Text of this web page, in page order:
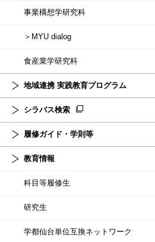
事業構想学研究科
＞MYU dialog
食産業学研究科
地域連携 実践教育プログラム
シラバス検索
履修ガイド・学則等
教育情報
科目等履修生
研究生
学都仙台単位互換ネットワーク